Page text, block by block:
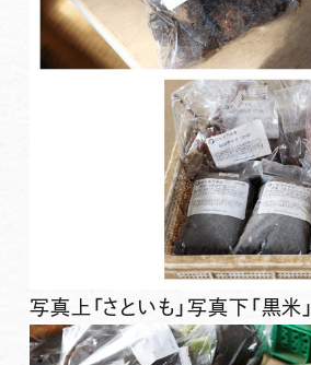
写真上「さといも」写真下「黒米」